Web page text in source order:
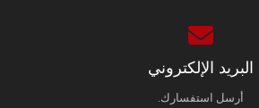
البريد الإلكتروني
أرسل استفسارك.